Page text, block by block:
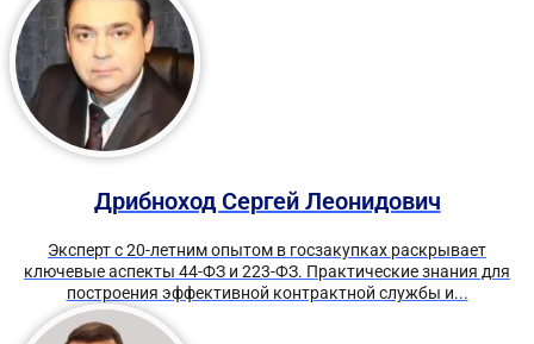
Дрибноход Сергей Леонидович
Эксперт с 20-летним опытом в госзакупках раскрывает
ключевые аспекты 44-ФЗ и 223-ФЗ. Практические знания для
построения эффективной контрактной службы и...